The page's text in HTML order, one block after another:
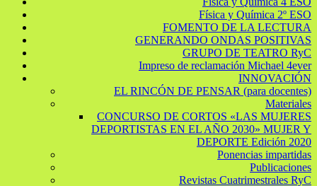
Física y Química 2º ESO
FOMENTO DE LA LECTURA
GENERANDO ONDAS POSITIVAS
GRUPO DE TEATRO RyC
Impreso de reclamación Michael 4ever
INNOVACIÓN
EL RINCÓN DE PENSAR (para docentes)
Materiales
CONCURSO DE CORTOS «LAS MUJERES
DEPORTISTAS EN EL AÑO 2030» MUJER Y
DEPORTE Edición 2020
Ponencias impartidas
Publicaciones
Revistas Cuatrimestrales RyC